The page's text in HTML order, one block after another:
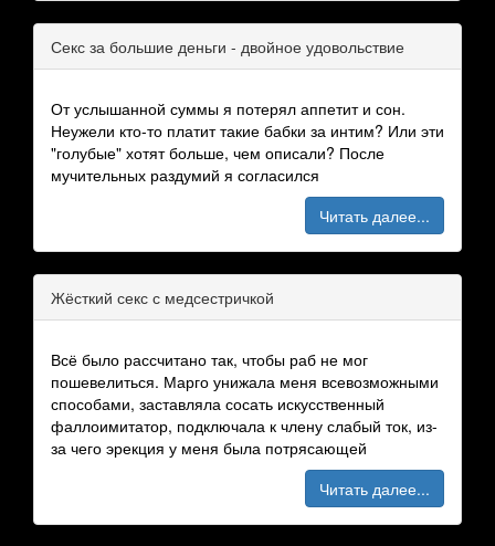
Секс за большие деньги - двойное удовольствие
От услышанной суммы я потерял аппетит и сон.
Неужели кто-то платит такие бабки за интим? Или эти
"голубые" хотят больше, чем описали? После
мучительных раздумий я согласился
Читать далее...
Жёсткий секс с медсестричкой
Всё было рассчитано так, чтобы раб не мог
пошевелиться. Марго унижала меня всевозможными
способами, заставляла сосать искусственный
фаллоимитатор, подключала к члену слабый ток, из-
за чего эрекция у меня была потрясающей
Читать далее...